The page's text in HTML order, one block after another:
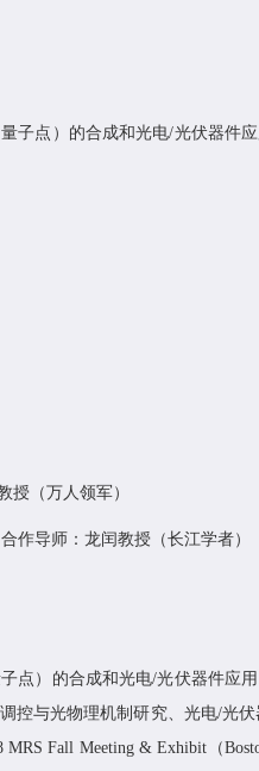
子点）的合成和光电/光伏器件
授（万人领军）
合作导师：龙闰教授（长江学者）
点）的合成和光电/光伏器件应
调控与光物理机制研究、 光电/光伏
MRS Fall Meeting & Exhibit （